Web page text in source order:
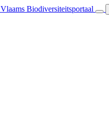
Vlaams Biodiversiteitsportaal